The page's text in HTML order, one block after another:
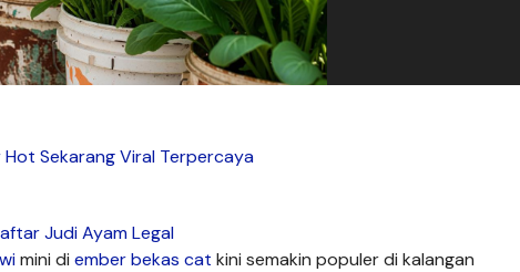
Hot Sekarang Viral Terpercaya
Judi Ayam Legal
mini di ember bekas cat kini semakin populer di kalangan